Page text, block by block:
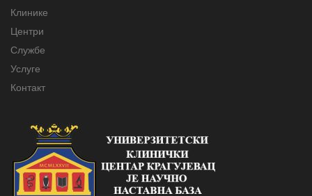
Клинике
Центри
Службе
Услуге
Контакт